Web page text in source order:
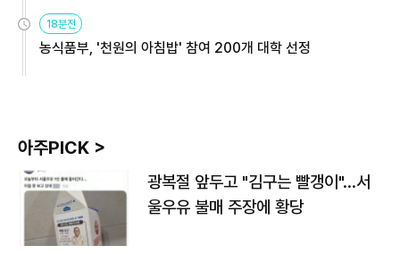
원
18분전
농식품부, '천원의 아침밥' 참여 200개 대학 선정
아주PICK >
광복절 앞두고 "김구는 빨갱이"…서
울우유 불매 주장에 황당